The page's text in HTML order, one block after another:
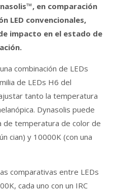
en comparación
LED convencionales,
impacto en el estado de
combinación de LEDs
de LEDs H6 del
tanto la temperatura
Dynasolis puede
de temperatura de color de
cian) y 10000K (con una
comparativas entre LEDs
cada uno con un IRC